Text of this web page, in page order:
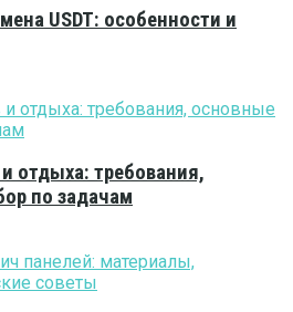
USDT: особенности и
отдыха: требования,
по задачам